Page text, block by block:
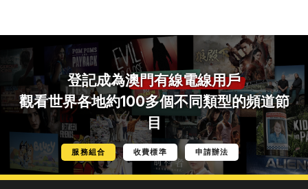
登記成為澳門有線電線用戶
觀看世界各地約100多個不同類型的頻道節
目
服務組合 收費標準 申請辦法